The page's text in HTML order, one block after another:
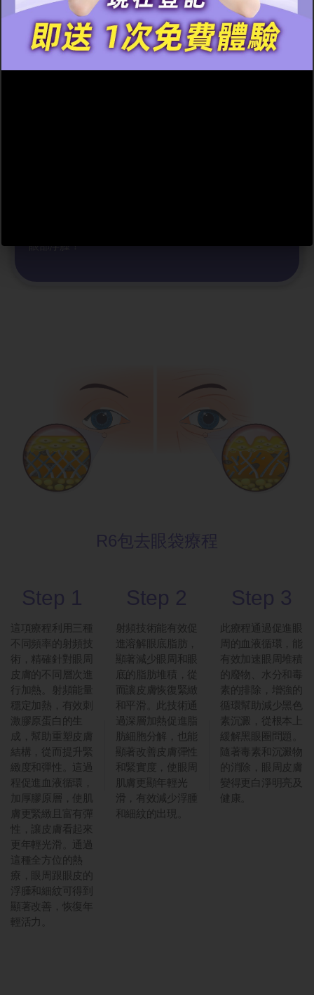
R6包去眼袋療程
眼部浮腫！
R6包去眼袋療程
Step 1
這項療程利用三種
不同頻率的射頻技
術，精確針對眼周
皮膚的不同層次進
行加熱。射頻能量
穩定加熱，有效刺
激膠原蛋白的生
成，幫助重塑皮膚
結構，從而提升緊
緻度和彈性。這過
程促進血液循環，
加厚膠原層，使肌
膚更緊緻且富有彈
性，讓皮膚看起來
更年輕光滑。通過
這種全方位的熱
療，眼周跟眼皮的
浮腫和細紋可得到
顯著改善，恢復年
輕活力。
Step 2
射頻技術能有效促
進溶解眼底脂肪，
顯著減少眼周和眼
底的脂肪堆積，從
而讓皮膚恢復緊緻
和平滑。此技術通
過深層加熱促進脂
肪細胞分解，也能
顯著改善皮膚彈性
和緊實度，使眼周
肌膚更顯年輕光
滑，有效減少浮腫
和細紋的出現。
Step 3
此療程通過促進眼
周的血液循環，能
有效加速眼周堆積
的廢物、水分和毒
素的排除，增強的
循環幫助減少黑色
素沉澱，從根本上
緩解黑眼圈問題。
隨著毒素和沉澱物
的消除，眼周皮膚
變得更白淨明亮及
健康。